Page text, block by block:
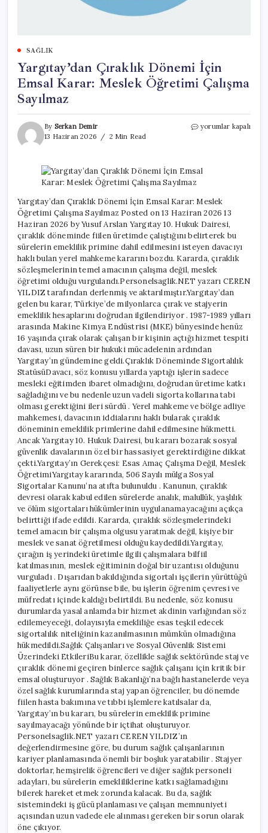
SAĞLIK
Yargıtay’dan Çıraklık Dönemi İçin
Emsal Karar: Meslek Öğretimi Çalışma
Sayılmaz
By Serkan Demir
13 Haziran 2026
2 Min Read
Yargıtay’dan
Emsal
Karar:
Öğretimi
Çalışma
Sayılmaz
için
yorumlar kapalı
Yargıtay’dan Çıraklık Dönemi İçin Emsal Karar: Meslek
Öğretimi Çalışma Sayılmaz Posted on 13 Haziran 2026 13
Haziran 2026 by Yusuf Arslan Yargıtay 10. Hukuk Dairesi,
çıraklık döneminde fiilen üretimde çalıştığını belirterek bu
sürelerin emeklilik primine dahil edilmesini isteyen davacıyı
haklı bulan yerel mahkeme kararını bozdu. Kararda, çıraklık
sözleşmelerinin temel amacının çalışma değil, meslek
öğretimi olduğu vurgulandı.Personelsaglik.NET yazarı CEREN
YILDIZ tarafından derlenmiş ve aktarılmıştır.Yargıtay’dan
gelen bu karar, Türkiye’de milyonlarca çırak ve stajyerin
emeklilik hesaplarını doğrudan ilgilendiriyor . 1987-1989 yılları
arasında Makine Kimya Endüstrisi (MKE) bünyesinde henüz
16 yaşında çırak olarak çalışan bir kişinin açtığı hizmet tespiti
davası, uzun süren bir hukuki mücadelenin ardından
Yargıtay’ın gündemine geldi.Çıraklık Döneminde Sigortalılık
StatüsüDavacı, söz konusu yıllarda yaptığı işlerin sadece
mesleki eğitimden ibaret olmadığını, doğrudan üretime katkı
sağladığını ve bu nedenle uzun vadeli sigorta kollarına tabi
olması gerektiğini ileri sürdü . Yerel mahkeme ve bölge adliye
mahkemesi, davacının iddialarını haklı bularak çıraklık
döneminin emeklilik primlerine dahil edilmesine hükmetti.
Ancak Yargıtay 10. Hukuk Dairesi, bu kararı bozarak sosyal
güvenlik davalarının özel bir hassasiyet gerektirdiğine dikkat
çekti.Yargıtay’ın Gerekçesi: Esas Amaç Çalışma Değil, Meslek
ÖğretimiYargıtay kararında, 506 Sayılı mülga Sosyal
Sigortalar Kanunu’na atıfta bulunuldu . Kanunun, çıraklık
devresi olarak kabul edilen sürelerde analık, malullük, yaşlılık
ve ölüm sigortaları hükümlerinin uygulanamayacağını açıkça
belirttiği ifade edildi. Kararda, çıraklık sözleşmelerindeki
temel amacın bir çalışma olgusu yaratmak değil, kişiye bir
meslek ve sanat öğretilmesi olduğu kaydedildi.Yargıtay,
çırağın iş yerindeki üretimle ilgili çalışmalara bilfiil
katılmasının, meslek eğitiminin doğal bir uzantısı olduğunu
vurguladı . Dışarıdan bakıldığında sigortalı işçilerin yürüttüğü
faaliyetlerle aynı görünse bile, bu işlerin öğrenim çevresi ve
müfredatı içinde kaldığı belirtildi. Bu nedenle, söz konusu
durumlarda yasal anlamda bir hizmet akdinin varlığından söz
edilemeyeceği, dolayısıyla emekliliğe esas teşkil edecek
sigortalılık niteliğinin kazanılmasının mümkün olmadığına
hükmedildi.Sağlık Çalışanları ve Sosyal Güvenlik Sistemi
Üzerindeki EtkileriBu karar, özellikle sağlık sektöründe staj ve
çıraklık dönemi geçiren binlerce sağlık çalışanı için kritik bir
emsal oluşturuyor . Sağlık Bakanlığı’na bağlı hastanelerde veya
özel sağlık kurumlarında staj yapan öğrenciler, bu dönemde
fiilen hasta bakımına ve tıbbi işlemlere katılsalar da,
Yargıtay’ın bu kararı, bu sürelerin emeklilik primine
sayılmayacağı yönünde bir içtihat oluşturuyor.
Personelsaglik.NET yazarı CEREN YILDIZ’ın
değerlendirmesine göre, bu durum sağlık çalışanlarının
kariyer planlamasında önemli bir boşluk yaratabilir . Stajyer
doktorlar, hemşirelik öğrencileri ve diğer sağlık personeli
adayları, bu sürelerin emekliliklerine katkı sağlamadığını
bilerek hareket etmek zorunda kalacak. Bu da, sağlık
sistemindeki iş gücü planlaması ve çalışan memnuniyeti
açısından uzun vadede ele alınması gereken bir sorun olarak
öne çıkıyor.